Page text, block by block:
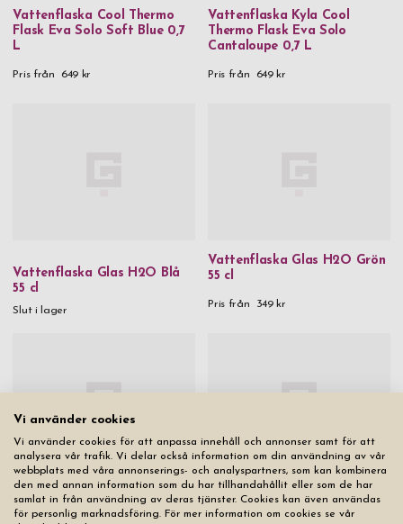
Vattenflaska Cool Thermo
Flask Eva Solo Soft Blue 0,7
L
Pris från 649 kr
Vattenflaska Kyla Cool
Thermo Flask Eva Solo
Cantaloupe 0,7 L
Pris från 649 kr
Vattenflaska Glas H2O Blå
55 cl
Slut i lager
Vattenflaska Glas H2O Grön
55 cl
Pris från 349 kr
Vattenflaska SIGG Traveller
Svart 0,6 L
Vincenzo Sedelklämma 925
Sterling Silver WRH
Vi använder cookies
Vi använder cookies för att anpassa innehåll och annonser samt för att
analysera vår trafik. Vi delar också information om din användning av vår
webbplats med våra annonserings- och analyspartners, som kan kombinera
den med annan information som du har tillhandahållit eller som de har
samlat in från användning av deras tjänster. Cookies kan även användas
för personlig marknadsföring. För mer information om cookies se vår